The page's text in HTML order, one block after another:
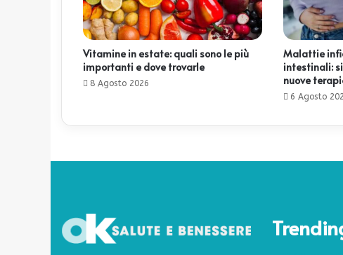
Vitamine in estate: quali sono le più
importanti e dove trovarle
8 Agosto 2026
Malattie
intestinali:
nuove
6 Agosto